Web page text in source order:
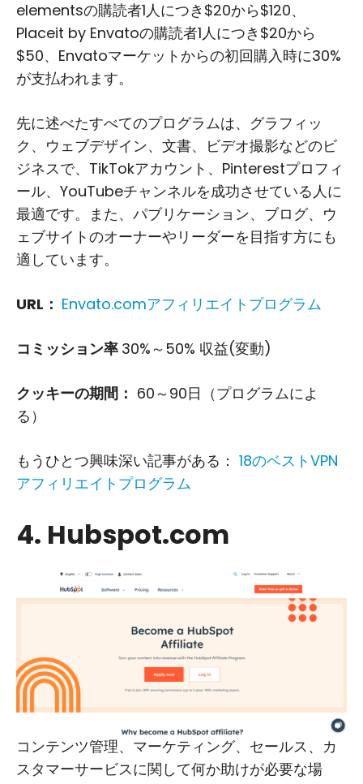
elementsの購読者1人につき$20から$120、
Placeit by Envatoの購読者1人につき$20から
$50、Envatoマーケットからの初回購入時に30%
が支払われます。
先に述べたすべてのプログラムは、グラフィッ
ク、ウェブデザイン、文書、ビデオ撮影などのビ
ジネスで、TikTokアカウント、Pinterestプロフィ
ール、YouTubeチャンネルを成功させている人に
最適です。また、パブリケーション、ブログ、ウ
ェブサイトのオーナーやリーダーを目指す方にも
適しています。
URL： Envato.comアフィリエイトプログラム
コミッション率 30%～50% 収益(変動)
クッキーの期間： 60～90日（プログラムによ
る）
もうひとつ興味深い記事がある： 18のベストVPN
アフィリエイトプログラム
4. Hubspot.com
コンテンツ管理、マーケティング、セールス、カ
スタマーサービスに関して何か助けが必要な場